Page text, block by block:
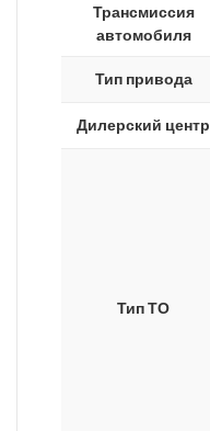
Трансмиссия
автомобиля
Тип привода
Дилерский центр
Тип ТО